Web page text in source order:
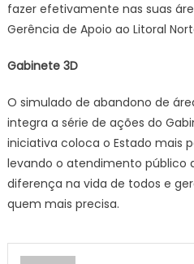
fazer efetivamente nas suas
Gerência de Apoio ao Litoral
Gabinete 3D
O simulado de abandono de
integra a série de ações do
iniciativa coloca o Estado mais
levando o atendimento público
diferença na vida de todos e
quem mais precisa.